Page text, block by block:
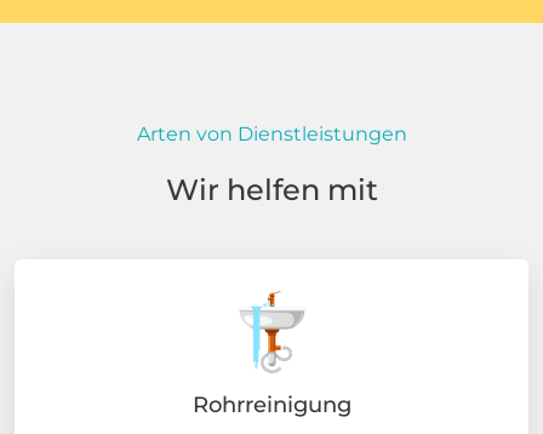
Arten von Dienstleistungen
Wir helfen mit
Rohrreinigung